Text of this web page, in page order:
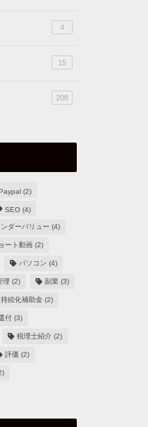
4
15
208
(2)
SEO(4)
ンダーバリュー (4)
ート動画(2)
パソコン (4)
理 (2) 副業 (3)
持続化補助金(2)
付(3)
税理士紹介(2)
評価 (2)